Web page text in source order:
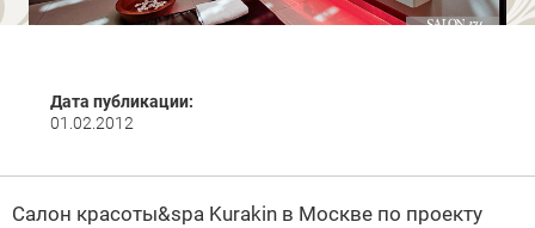
Дата публикации:
01.02.2012
Салон красоты&spa Kurakin в Москве по проекту